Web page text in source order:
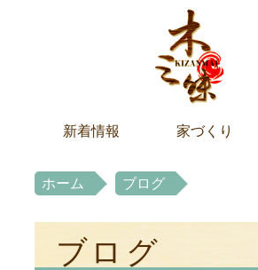
新着情報 家づくり
ホーム ブログ
ブログ